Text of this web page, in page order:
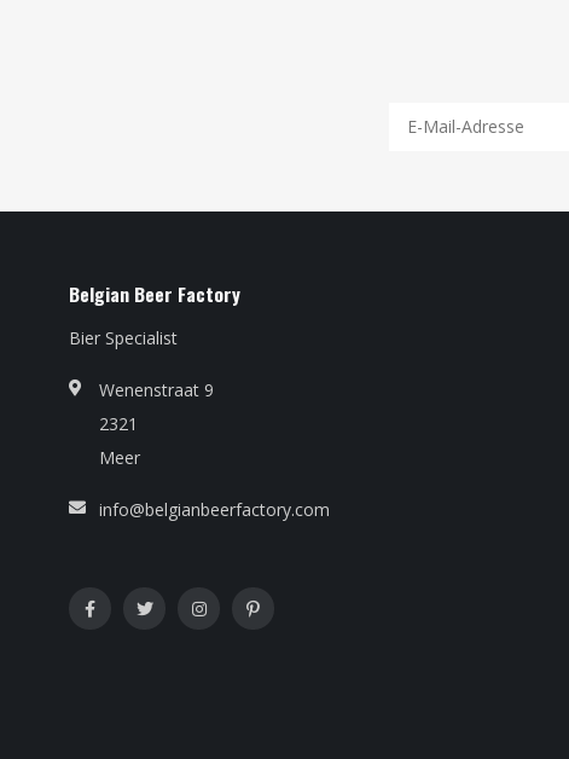
Belgian Beer Factory
Bier Specialist
Wenenstraat 9
2321
Meer
info@belgianbeerfactory.com